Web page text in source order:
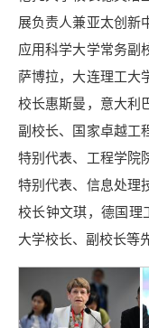
展负责人兼亚太创新
应用科学大学常务副
萨博拉，大连理工大
校长惠斯曼，意大利
副校长、国家卓越工
特别代表、工程学院
特别代表、信息处理
校长钟文琪，德国理
大学校长、副校长等